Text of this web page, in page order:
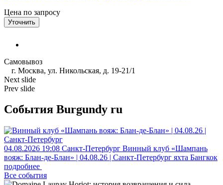
Цена по запросу
Уточнить
Самовывоз
г. Москва, ул. Никольская, д. 19-21/1
Next slide
Prev slide
События Burgundy ru
04.08.2026 19:08 Санкт-Петербург Винный клуб «Шампань
вояж: Блан-де-Блан» | 04.08.26 | Санкт-Петербург яхта Бангкок
подробнее
Все события